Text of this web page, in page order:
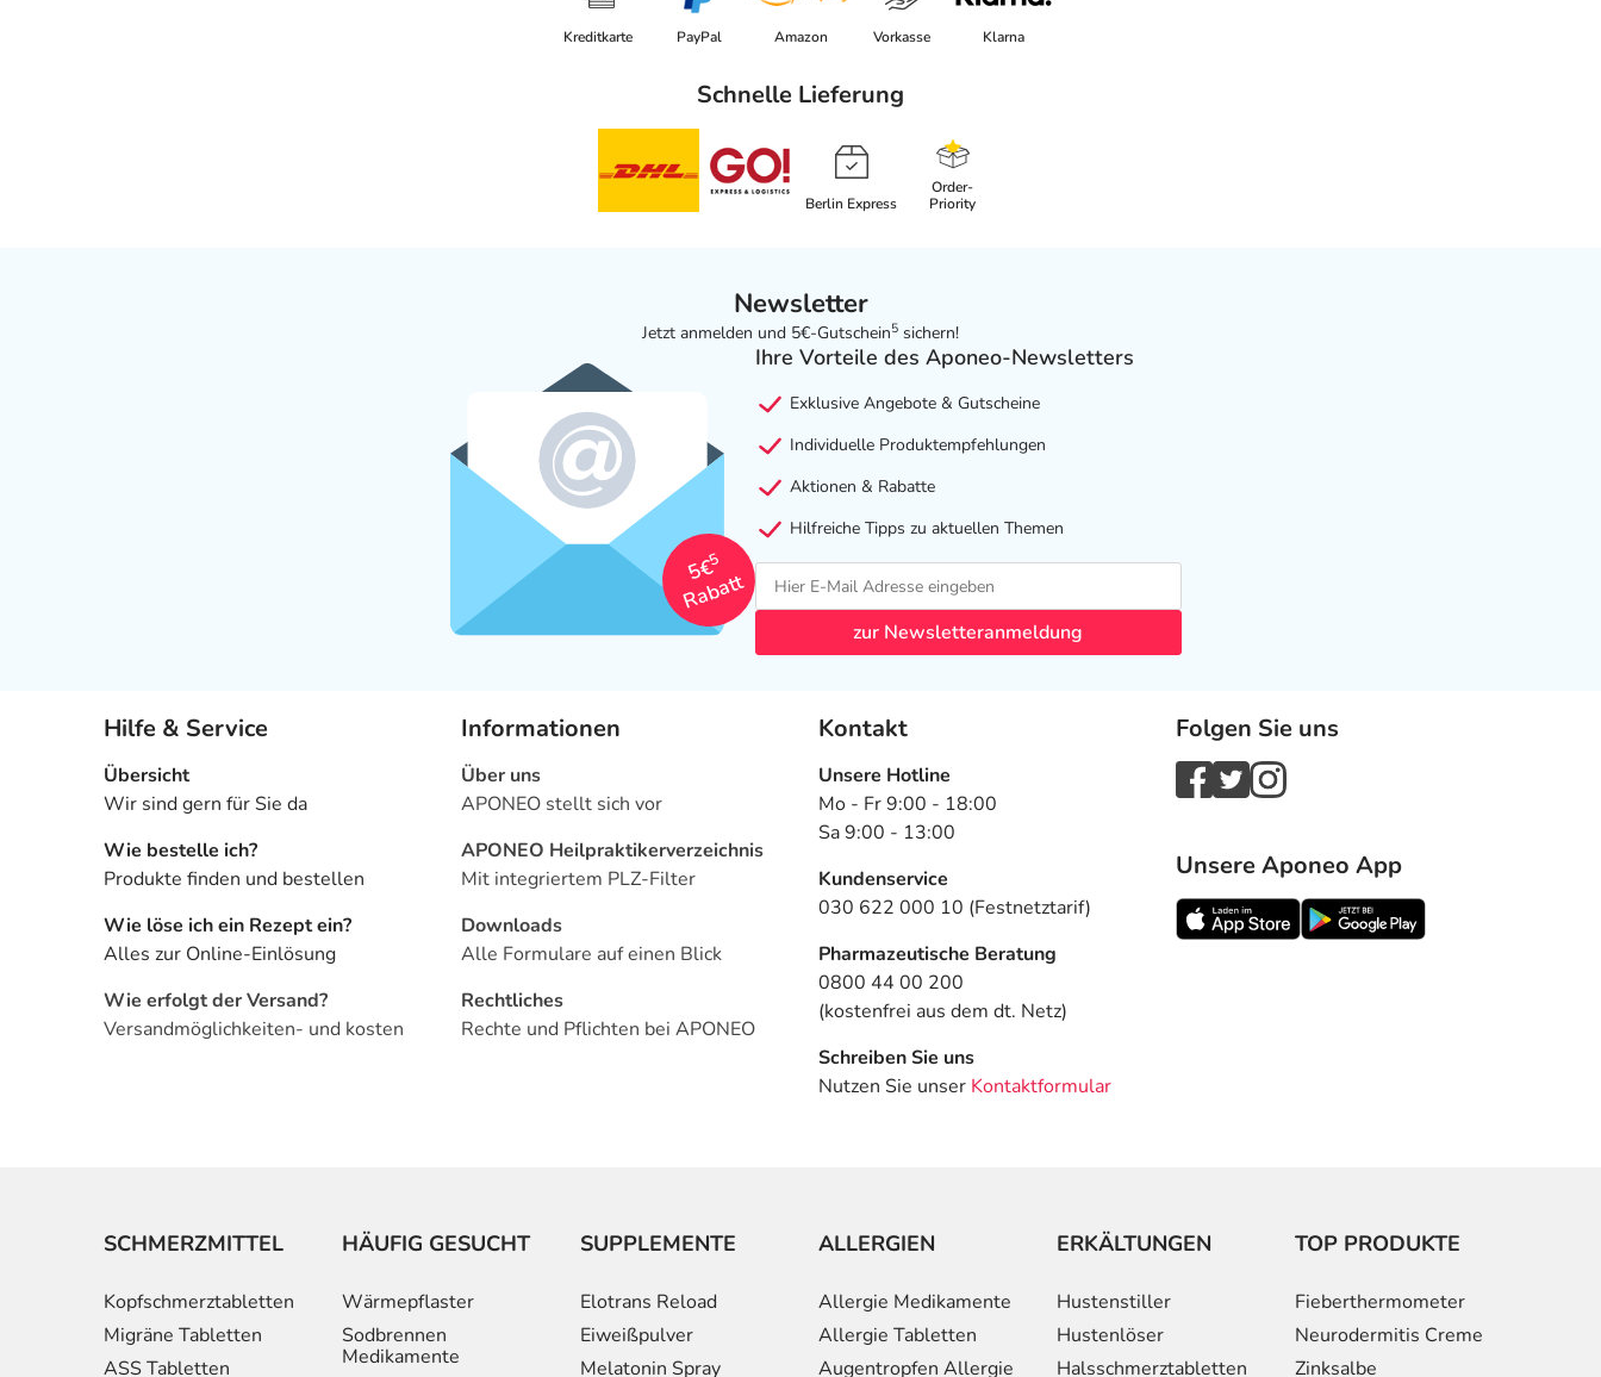
Kreditkarte PayPal Amazon Vorkasse Klarna
Schnelle Lieferung
Berlin Express
Order-
Priority
Newsletter
Jetzt anmelden und 5€-Gutschein5 sichern!
5€
5
Rabatt
Ihre Vorteile des Aponeo-Newsletters
Exklusive Angebote & Gutscheine
Individuelle Produktempfehlungen
Aktionen & Rabatte
Hilfreiche Tipps zu aktuellen Themen
zur Newsletteranmeldung
Hilfe & Service
Übersicht
Wir sind gern für Sie da
Wie bestelle ich?
Produkte finden und bestellen
Wie löse ich ein Rezept ein?
Alles zur Online-Einlösung
Wie erfolgt der Versand?
Versandmöglichkeiten- und kosten
Informationen
Über uns
APONEO stellt sich vor
APONEO Heilpraktikerverzeichnis
Mit integriertem PLZ-Filter
Downloads
Alle Formulare auf einen Blick
Rechtliches
Rechte und Pflichten bei APONEO
Kontakt
Unsere Hotline
Mo - Fr 9:00 - 18:00
Sa 9:00 - 13:00
Kundenservice
030 622 000 10 (Festnetztarif)
Pharmazeutische Beratung
0800 44 00 200
(kostenfrei aus dem dt. Netz)
Schreiben Sie uns
Nutzen Sie unser Kontaktformular
Folgen Sie uns
Unsere Aponeo App
SCHMERZMITTEL
Kopfschmerztabletten
Migräne Tabletten
ASS Tabletten
HÄUFIG GESUCHT
Wärmepflaster
Sodbrennen
Medikamente
SUPPLEMENTE
Elotrans Reload
Eiweißpulver
Melatonin Spray
ALLERGIEN
Allergie Medikamente
Allergie Tabletten
Augentropfen Allergie
ERKÄLTUNGEN
Hustenstiller
Hustenlöser
Halsschmerztabletten
TOP PRODUKTE
Fieberthermometer
Neurodermitis Creme
Zinksalbe